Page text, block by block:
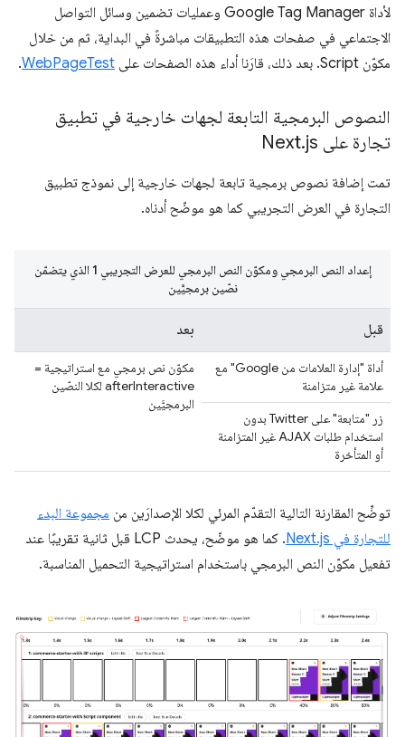
لأداة Google Tag Manager وعمليات تضمين وسائل التواصل
الاجتماعي في صفحات هذه التطبيقات مباشرةً في البداية، ثم من خلال
مكوّن Script. بعد ذلك، قارَنا أداء هذه الصفحات على
WebPageTest
.
النصوص البرمجية التابعة لجهات خارجية في تطبيق
تجارة على Next
.js
تمت إضافة نصوص برمجية تابعة لجهات خارجية إلى نموذج تطبيق
التجارة في العرض التجريبي كما هو موضّح أدناه.
قبل بعد
أداة "إدارة العلامات من Google" مع
علامة غير متزامنة
مكوّن نص برمجي مع استراتيجية =
afterInteractive لكلا النصّين
البرمجيَّين
زر "متابعة" على Twitter بدون
استخدام طلبات AJAX غير المتزامنة
أو المتأخرة
إعداد النص البرمجي ومكوّن النص البرمجي للعرض التجريبي 1 الذي يتضمّن
نصّين برمجيَّين
توضِّح المقارنة التالية التقدّم المرئي لكلا الإصدارَين من مجموعة البدء
للتجارة في Next.js
. كما هو موضّح، يحدث LCP قبل ثانية تقريبًا عند
تفعيل مكوّن النص البرمجي باستخدام استراتيجية التحميل المناسبة.